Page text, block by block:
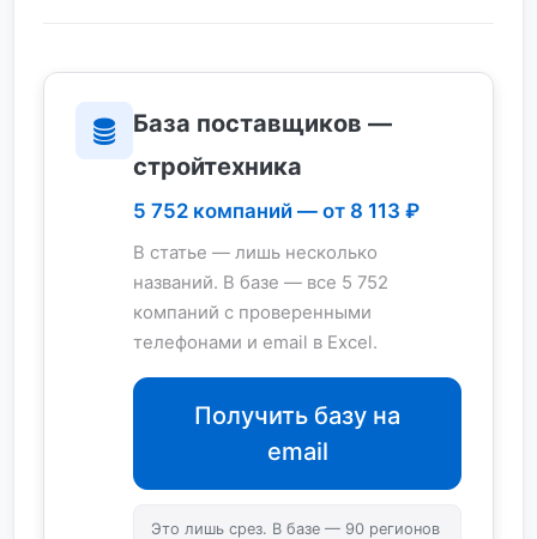
База поставщиков —
стройтехника
5 752 компаний — от 8 113 ₽
В статье — лишь несколько
названий. В базе — все 5 752
компаний с проверенными
телефонами и email в Excel.
Получить базу на
email
Это лишь срез. В базе — 90 регионов